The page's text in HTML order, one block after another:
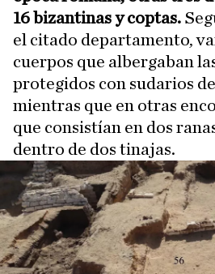
16 bizantinas y coptas.
el citado departamento,
cuerpos que albergaban
protegidos con sudarios
mientras que en otras
que consistían en dos
dentro de dos tinajas.